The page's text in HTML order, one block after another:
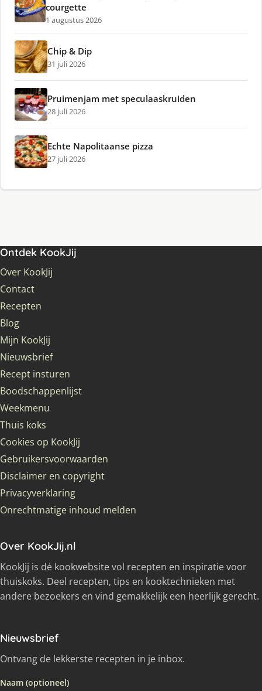
courgette
1 augustus 2026
Chip & Dip
31 juli 2026
Pruimenjam met speculaaskruiden
28 juli 2026
Echte Napolitaanse pizza
27 juli 2026
Ontdek KookJij
Over KookJij
Contact
Recepten
Blog
Mijn KookJij
Nieuwsbrief
Recept insturen
Boodschappenlijst
Weekmenu
Thuis koks
Cookies op KookJij
Gebruikersvoorwaarden
Disclaimer en copyright
Privacyverklaring
Onrechtmatige inhoud melden
Over KookJij.nl
KookJij is dé kookwebsite vol recepten en inspiratie voor
thuiskoks. Deel recepten, tips en kooktechnieken met
andere bezoekers en vind gemakkelijk een heerlijk gerecht.
Nieuwsbrief
Ontvang de lekkerste recepten in je inbox.
Naam (optioneel)